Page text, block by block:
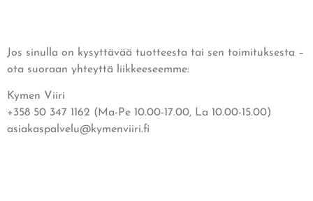
Jos sinulla on kysyttävää tuotteesta tai sen toimituksesta –
ota suoraan yhteyttä liikkeeseemme:
Kymen Viiri
+358 50 347 1162 (Ma-Pe 10.00-17.00, La 10.00-15.00)
asiakaspalvelu@kymenviiri.fi